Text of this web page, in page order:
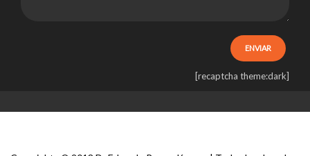
[recaptcha theme:dark]